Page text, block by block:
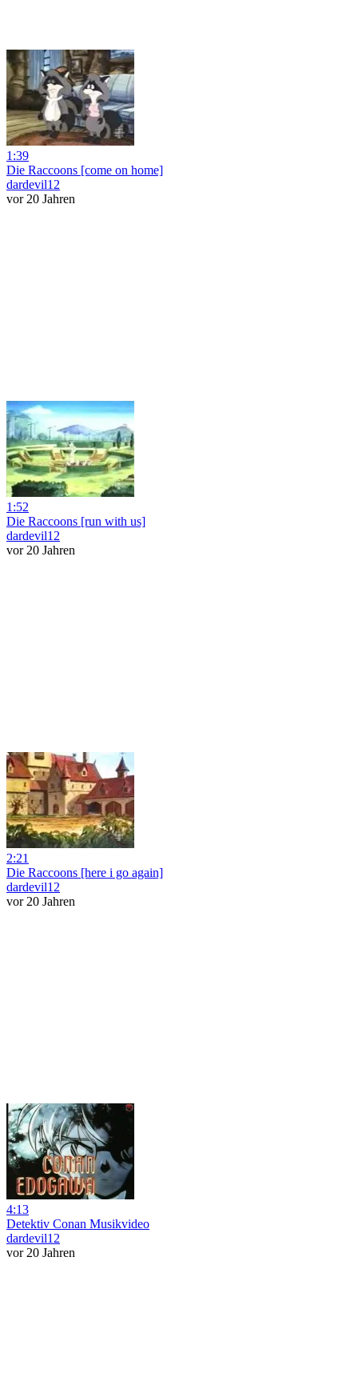
1:39
Die Raccoons [come on home]
dardevil12
vor 20 Jahren
1:52
Die Raccoons [run with us]
dardevil12
vor 20 Jahren
2:21
Die Raccoons [here i go again]
dardevil12
vor 20 Jahren
4:13
Detektiv Conan Musikvideo
dardevil12
vor 20 Jahren